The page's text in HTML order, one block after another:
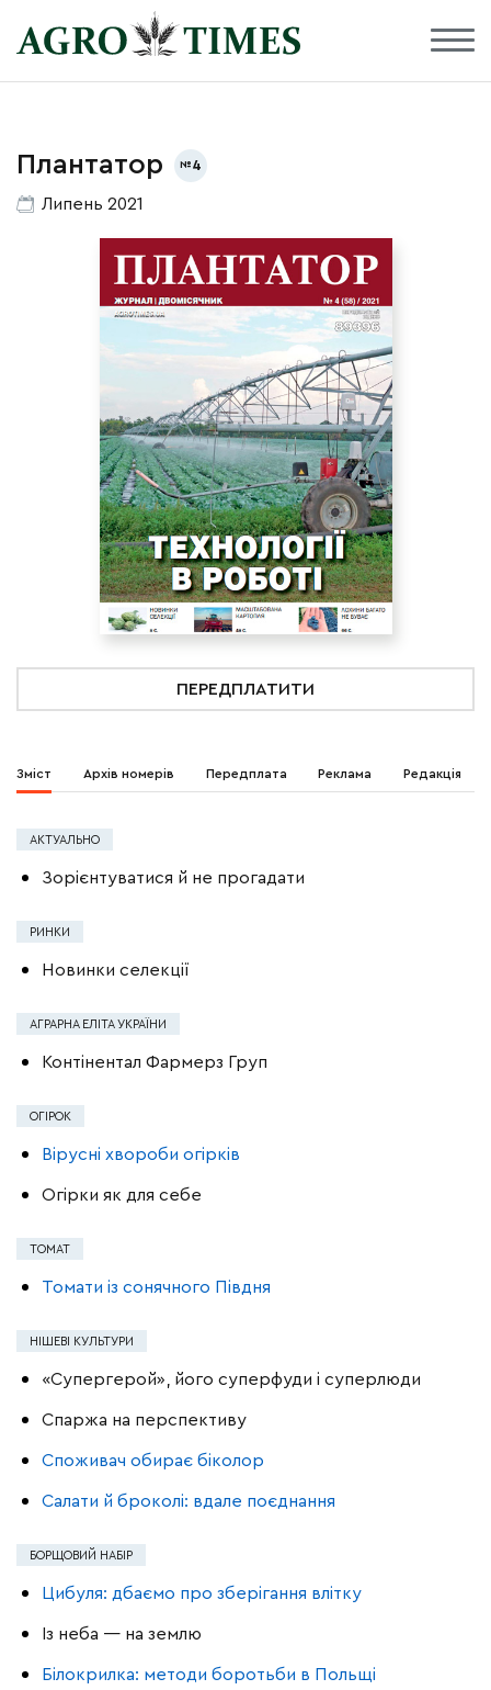
Плантатор 4
Липень 2021
ПЕРЕДПЛАТИТИ
Зміст Архів номерів Передплата Реклама Редакція
АКТУАЛЬНО
Зорієнтуватися й не прогадати
РИНКИ
Новинки селекції
АГРАРНА ЕЛІТА УКРАЇНИ
Контінентал Фармерз Груп
ОГІРОК
Вірусні хвороби огірків
Огірки як для себе
ТОМАТ
Томати із сонячного Півдня
НІШЕВІ КУЛЬТУРИ
«Супергерой», його суперфуди і суперлюди
Спаржа на перспективу
Споживач обирає біколор
Салати й броколі: вдале поєднання
БОРЩОВИЙ НАБІР
Цибуля: дбаємо про зберігання влітку
Із неба — на землю
Білокрилка: методи боротьби в Польщі